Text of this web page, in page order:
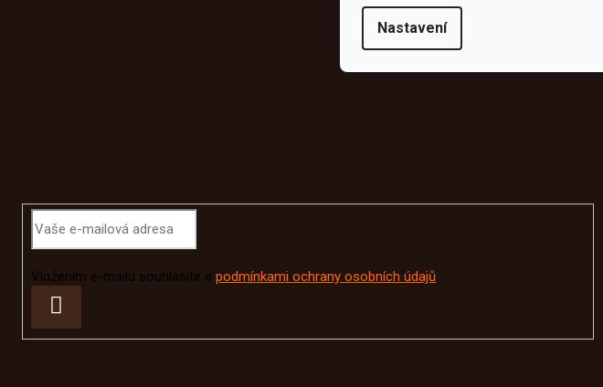
Nastavení
Vložením e-mailu souhlasíte spodmínkami ochrany osobních údajů
se